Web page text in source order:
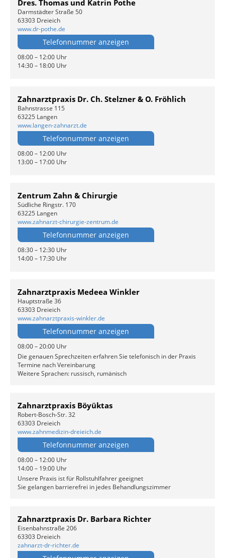
Dres. Thomas und Katrin Pothe
Darmstädter Straße 50
63303 Dreieich
www.dr-pothe.de
Telefonnummer anzeigen
08:00 – 12:00 Uhr
14:30 – 18:00 Uhr
Zahnarztpraxis Dr. Ch. Stelzner & O. Fröhlich
Bahnstrasse 115
63225 Langen
www.langen-zahnarzt.de
Telefonnummer anzeigen
08:00 – 12:00 Uhr
13:00 – 17:00 Uhr
Zentrum Zahn & Chirurgie
Südliche Ringstr. 170
63225 Langen
www.zahnarzt-chirurgie-zentrum.de
Telefonnummer anzeigen
08:30 – 12:30 Uhr
14:00 – 17:30 Uhr
Zahnarztpraxis Medeea Winkler
Hauptstraße 36
63303 Dreieich
www.zahnarztpraxis-winkler.de
Telefonnummer anzeigen
08:00 – 20:00 Uhr
Die genauen Sprechzeiten erfahren Sie telefonisch in der Praxis
Termine nach Vereinbarung
Weitere Sprachen: russisch, rumänisch
Zahnarztpraxis Böyüktas
Robert-Bosch-Str. 32
63303 Dreieich
www.zahnmedizin-dreieich.de
Telefonnummer anzeigen
08:00 – 12:00 Uhr
14:00 – 19:00 Uhr
Unsere Praxis ist für Rollstuhlfahrer geeignet
Sie gelangen barrierefrei in jedes Behandlungszimmer
Zahnarztpraxis Dr. Barbara Richter
Eisenbahnstraße 206
63303 Dreieich
zahnarzt-dr-richter.de